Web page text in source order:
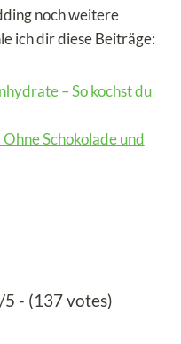
noch weitere
ich dir diese Beiträge:
– So kochst du
Schokolade und
5 - (137 votes)